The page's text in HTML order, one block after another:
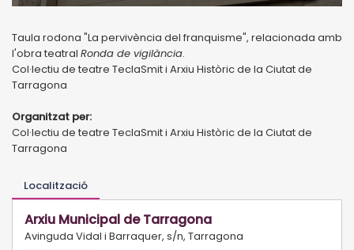
Taula rodona "La pervivència del franquisme", relacionada amb
l'obra teatral Ronda de vigilància.
Col·lectiu de teatre TeclaSmit i Arxiu Històric de la Ciutat de
Tarragona
Organitzat per:
Col·lectiu de teatre TeclaSmit i Arxiu Històric de la Ciutat de
Tarragona
Localització
Arxiu Municipal de Tarragona
Avinguda Vidal i Barraquer, s/n, Tarragona